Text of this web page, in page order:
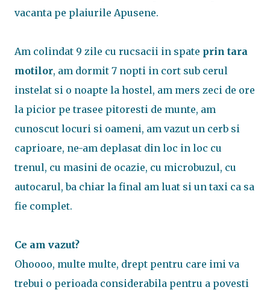
vacanta pe plaiurile Apusene.
Am colindat 9 zile cu rucsacii in spate prin tara
motilor, am dormit 7 nopti in cort sub cerul
instelat si o noapte la hostel, am mers zeci de ore
la picior pe trasee pitoresti de munte, am
cunoscut locuri si oameni, am vazut un cerb si
caprioare, ne-am deplasat din loc in loc cu
trenul, cu masini de ocazie, cu microbuzul, cu
autocarul, ba chiar la final am luat si un taxi ca sa
fie complet.
Ce am vazut?
Ohoooo, multe multe, drept pentru care imi va
trebui o perioada considerabila pentru a povesti